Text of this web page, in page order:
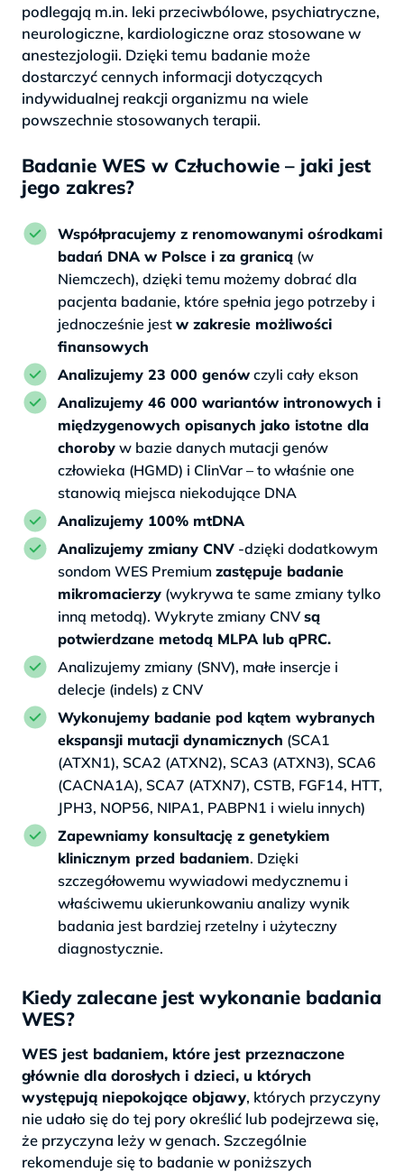
podlegają m.in. leki przeciwbólowe, psychiatryczne,
neurologiczne, kardiologiczne oraz stosowane w
anestezjologii. Dzięki temu badanie może
dostarczyć cennych informacji dotyczących
indywidualnej reakcji organizmu na wiele
powszechnie stosowanych terapii.
Badanie WES w Człuchowie – jaki jest
jego zakres?
Współpracujemy z renomowanymi ośrodkami
badań DNA w Polsce i za granicą (w
Niemczech), dzięki temu możemy dobrać dla
pacjenta badanie, które spełnia jego potrzeby i
jednocześnie jest w zakresie możliwości
finansowych
Analizujemy 23 000 genów czyli cały ekson
Analizujemy 46 000 wariantów intronowych i
międzygenowych opisanych jako istotne dla
choroby w bazie danych mutacji genów
człowieka (HGMD) i ClinVar – to właśnie one
stanowią miejsca niekodujące DNA
Analizujemy 100% mtDNA
Analizujemy zmiany CNV -dzięki dodatkowym
sondom WES Premium zastępuje badanie
mikromacierzy (wykrywa te same zmiany tylko
inną metodą). Wykryte zmiany CNV są
potwierdzane metodą MLPA lub qPRC.
Analizujemy zmiany (SNV), małe insercje i
delecje (indels) z CNV
Wykonujemy badanie pod kątem wybranych
ekspansji mutacji dynamicznych (SCA1
(ATXN1), SCA2 (ATXN2), SCA3 (ATXN3), SCA6
(CACNA1A), SCA7 (ATXN7), CSTB, FGF14, HTT,
JPH3, NOP56, NIPA1, PABPN1 i wielu innych)
Zapewniamy konsultację z genetykiem
klinicznym przed badaniem. Dzięki
szczegółowemu wywiadowi medycznemu i
właściwemu ukierunkowaniu analizy wynik
badania jest bardziej rzetelny i użyteczny
diagnostycznie.
Kiedy zalecane jest wykonanie badania
WES?
WES jest badaniem, które jest przeznaczone
głównie dla dorosłych i dzieci, u których
występują niepokojące objawy, których przyczyny
nie udało się do tej pory określić lub podejrzewa się,
że przyczyna leży w genach. Szczególnie
rekomenduje się to badanie w poniższych